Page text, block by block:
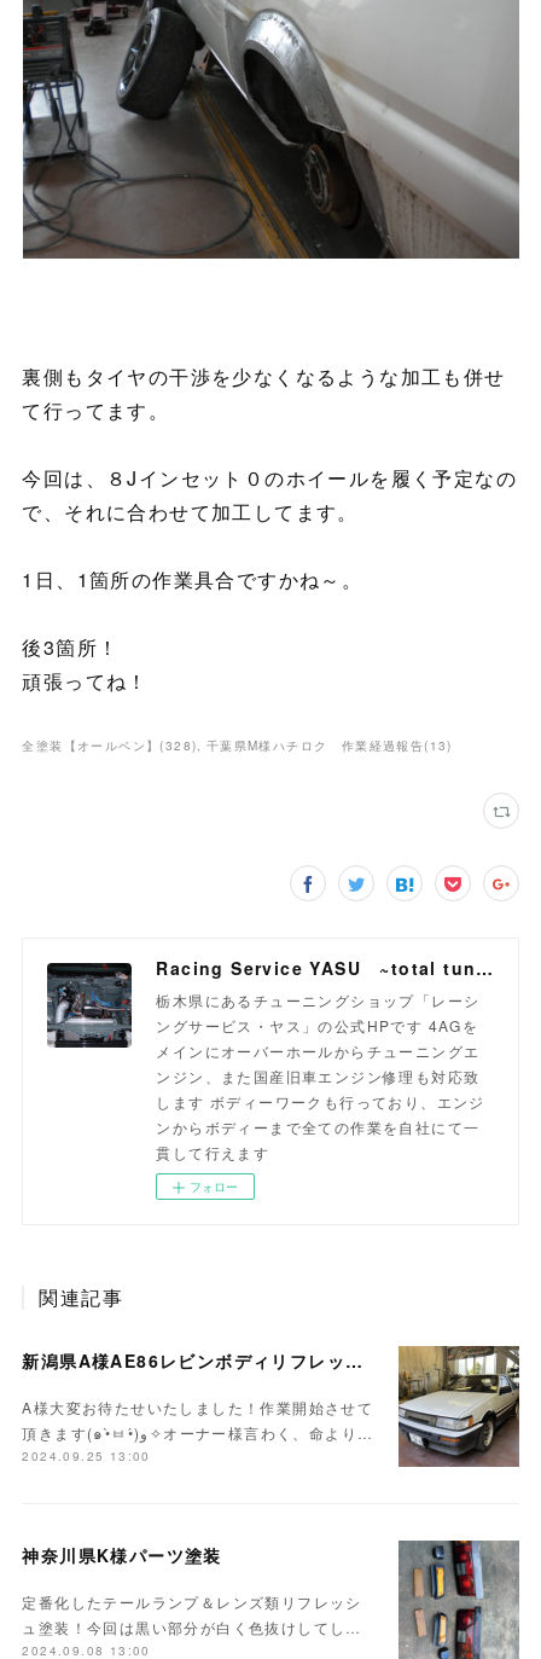
裏側もタイヤの干渉を少なくなるような加工も併せ
て行ってます。
今回は、８Jインセット０のホイールを履く予定なの
で、それに合わせて加工してます。
1日、1箇所の作業具合ですかね～。
後3箇所！
頑張ってね！
全塗装【オールペン】(328) 千葉県M様ハチロク 作業経過報告( 13)
Racing Service YASU ~total tuning proshop~
栃木県にあるチューニングショップ「レーシ
ングサービス・ヤス」の公式HPです 4AGを
メインにオーバーホールからチューニングエ
ンジン、また国産旧車エンジン修理も対応致
します ボディーワークも行っており、エンジ
ンからボディーまで全ての作業を自社にて一
貫して行えます
フォロー
関連記事
新潟県A様AE86レビンボディリフレッシュ作業開始！！
A様大変お待たせいたしました！作業開始させて
頂きます(๑•̀ㅂ•́)و✧オーナー様言わく、命より…
2024.09.25 13:00
神奈川県K様パーツ塗装
定番化したテールランプ＆レンズ類リフレッシ
ュ塗装！今回は黒い部分が白く色抜けしてし…
2024.09.08 13:00